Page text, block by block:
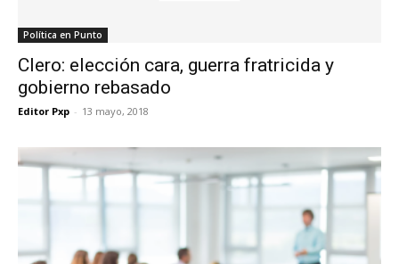
Política en Punto
Clero: elección cara, guerra fratricida y
gobierno rebasado
Editor Pxp - 13 mayo, 2018